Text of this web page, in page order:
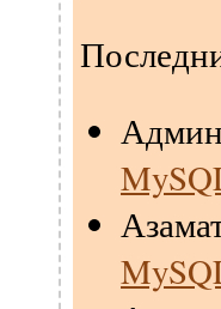
Админ